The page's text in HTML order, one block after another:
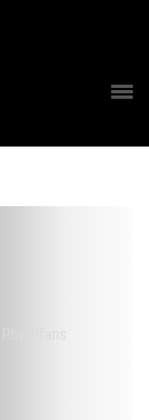
Ifans